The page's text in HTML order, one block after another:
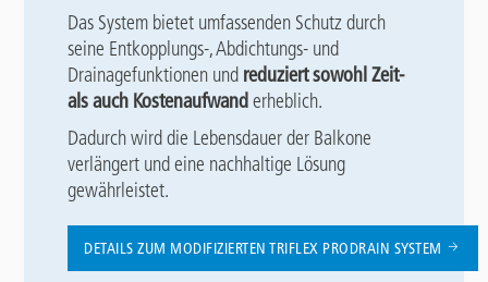
Das System bietet umfassenden Schutz durch
seine Entkopplungs-, Abdichtungs- und
Drainagefunktionen und reduziert sowohl Zeit-
als auch Kostenaufwand erheblich.
Dadurch wird die Lebensdauer der Balkone
verlängert und eine nachhaltige Lösung
gewährleistet.
DETAILS ZUM MODIFIZIERTEN TRIFLEX PRODRAIN SYSTEM